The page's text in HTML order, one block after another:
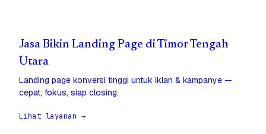
Jasa Bikin Landing Page di Timor Tengah
Utara
Landing page konversi tinggi untuk iklan & kampanye —
cepat, fokus, siap closing.
Lihat layanan →